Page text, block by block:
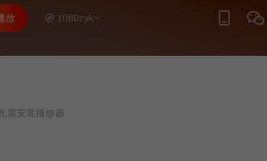
放 1080zyk
器